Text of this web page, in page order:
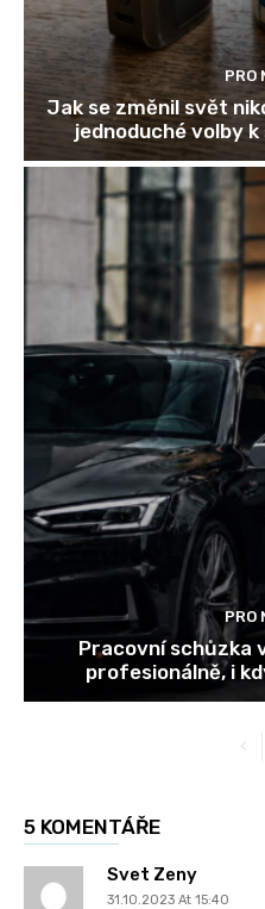
PRO
Jak se změnil svět
jednoduché volby
PRO
Pracovní schůzka
profesionálně, i
5 KOMENTÁŘE
Svet Zeny
31.10.2023 At 15:40